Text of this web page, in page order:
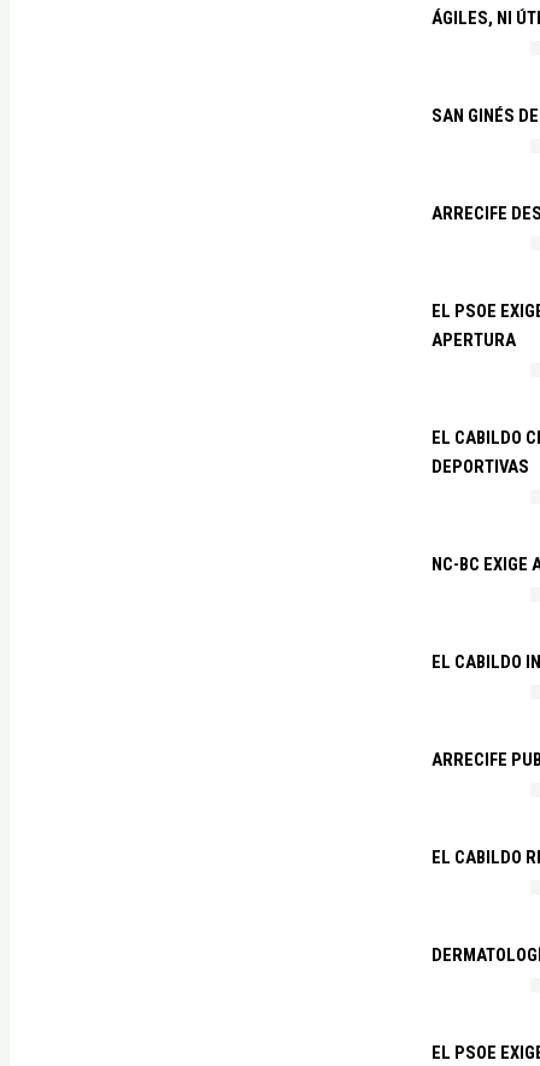
ÁGILES, NI
SAN GINÉS
ARRECIFE
EL PSOE
APERTURA
EL CABILDO
DEPORTIVAS
NC-BC EXIGE
EL CABILDO
ARRECIFE
EL CABILDO
EL PSOE